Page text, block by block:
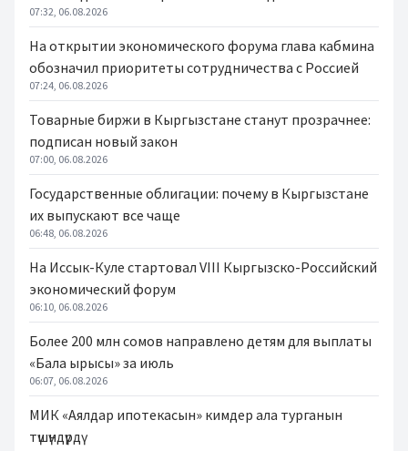
07:32, 06.08.2026
На открытии экономического форума глава кабмина
обозначил приоритеты сотрудничества с Россией
07:24, 06.08.2026
Товарные биржи в Кыргызстане станут прозрачнее:
подписан новый закон
07:00, 06.08.2026
Государственные облигации: почему в Кыргызстане
их выпускают все чаще
06:48, 06.08.2026
На Иссык-Куле стартовал VIII Кыргызско-Российский
экономический форум
06:10, 06.08.2026
Более 200 млн сомов направлено детям для выплаты
«Бала ырысы» за июль
06:07, 06.08.2026
МИК «Аялдар ипотекасын» кимдер ала турганын
түшүндүрдү